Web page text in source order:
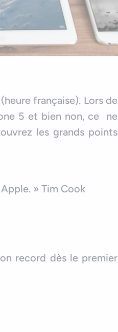
française). Lors de
5 et bien non, ce ne
les grands points
» Tim Cook
record dès le premier